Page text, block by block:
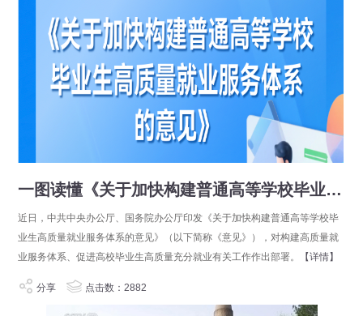
一图读懂《关于加快构建普通高等学校毕业生高质量就业服务体系的意见》
近日，中共中央办公厅、国务院办公厅印发《关于加快构建普通高等学校毕
业生高质量就业服务体系的意见》（以下简称《意见》），对构建高质量就
业服务体系、促进高校毕业生高质量充分就业有关工作作出部署。
【详情】
分享 点击数：2882